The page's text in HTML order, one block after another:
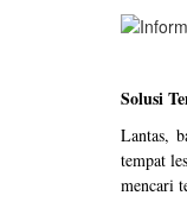
Solusi
Lantas,
tempat
mencari